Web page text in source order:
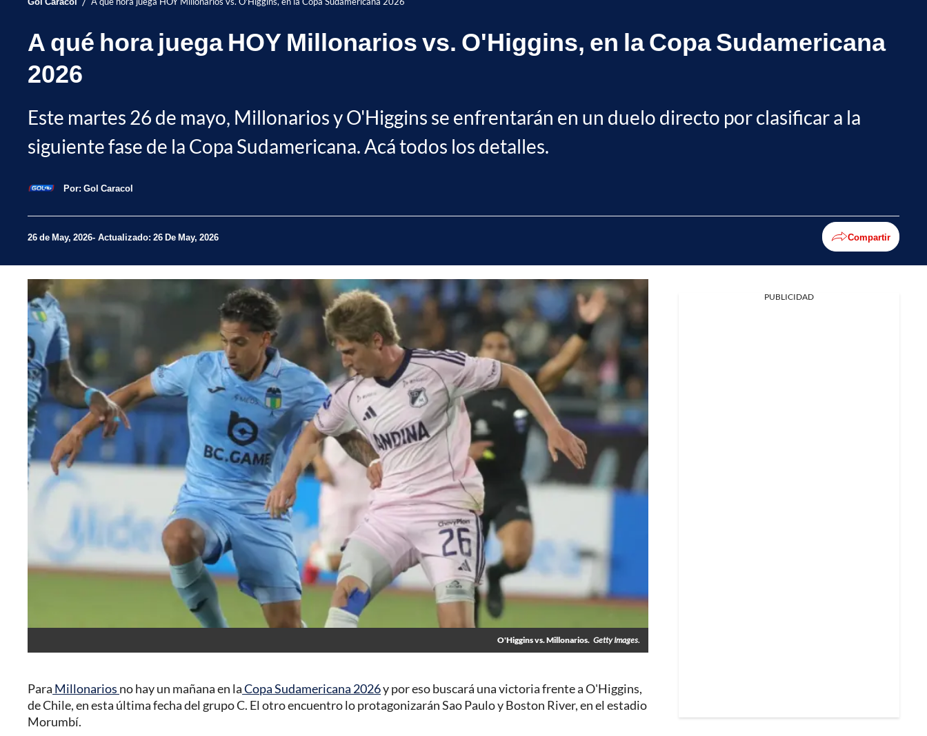
A qué hora juega HOY Millonarios vs. O'Higgins, en la Copa Sudamericana
2026
Este martes 26 de mayo, Millonarios y O'Higgins se enfrentarán en un duelo directo por clasificar a la
siguiente fase de la Copa Sudamericana. Acá todos los detalles.
Por: Gol Caracol
26 de May, 2026 Actualizado: 26 De May, 2026 Compartir
O'Higgins vs. Millonarios. Getty Images.
Para Millonarios no hay un mañana en laCopa Sudamericana 2026y por eso buscará una victoria frente a O'Higgins,
de Chile, en esta última fecha del grupo C. El otro encuentro lo protagonizarán Sao Paulo y Boston River, en el estadio
Morumbí.
PUBLICIDAD